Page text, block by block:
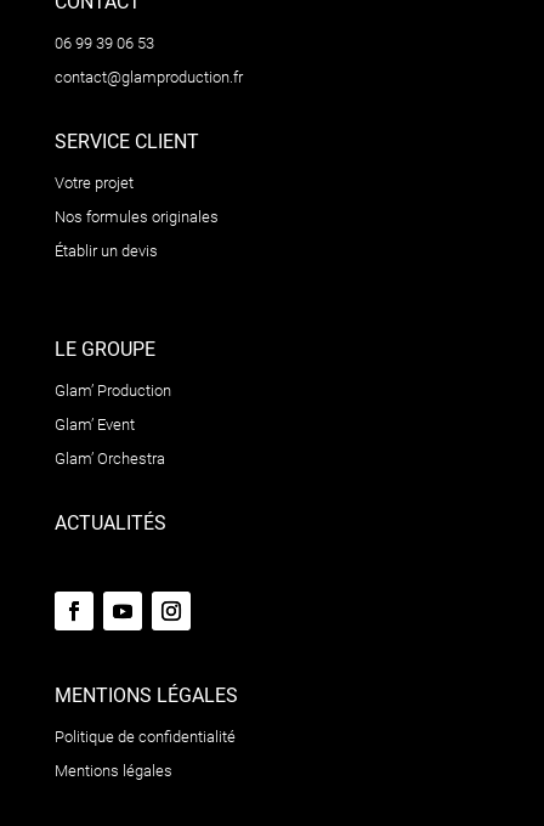
06 99 39 06 53
contact@glamproduction.fr
SERVICE CLIENT
Votre projet
Nos formules originales
Établir un devis
LE GROUPE
Glam’ Production
Glam’ Event
Glam’ Orchestra
ACTUALITÉS
MENTIONS LÉGALES
Politique de confidentialité
Mentions légales